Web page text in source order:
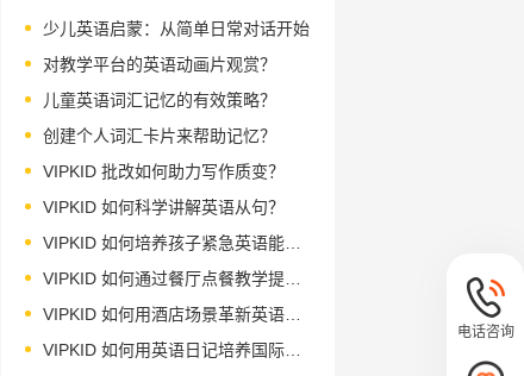
少儿英语启蒙：从简单日常对话开始
对教学平台的英语动画片观赏？
儿童英语词汇记忆的有效策略？
创建个人词汇卡片来帮助记忆？
VIPKID 批改如何助力写作质变？
VIPKID 如何科学讲解英语从句？
VIPKID 如何培养孩子紧急英语能力？
VIPKID 如何通过餐厅点餐教学提升少儿英语应用能力？
VIPKID 如何用酒店场景革新英语教学？
VIPKID 如何用英语日记培养国际化人才？
电话咨询